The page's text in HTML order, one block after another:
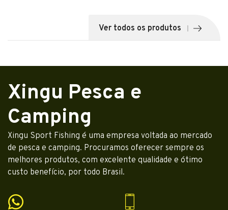
Ver todos os produtos
Xingu Pesca e
Camping
Xingu Sport Fishing é uma empresa voltada ao mercado
de pesca e camping. Procuramos oferecer sempre os
melhores produtos, com excelente qualidade e ótimo
custo benefício, por todo Brasil.